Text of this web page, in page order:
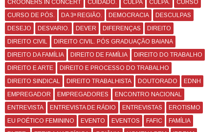
CROONERS IN CONCERT
CUIDADO. CULPA CULPA.
CURSO
CURSO DE PÓS.
DA 3ª REGIÃO. DEMOCRACIA
DESCULPAS
DESEJO
DESVARIO. DEVER DIFERENÇAS
DIREITO
DIREITO CIVIL
DIREITO CIVIL. PÓS GRADUAÇÃO BAIANA
DIREITO DA FAMÍLIA
DIREITO DE FAMÍLIA
DIREITO DO TRABALHO
DIREITO E ARTE
DIREITO E PROCESSO DO TRABALHO
DIREITO SINDICAL
DIREITO TRABALHISTA DOUTORADO
EDNH
EMPREGADOR
EMPREGADORES
ENCONTRO NACIONAL
ENTREVISTA
ENTREVISTA DE RÁDIO ENTREVISTAS
EROTISMO
EU POÉTICO FEMININO
EVENTO EVENTOS FAFIC
FAMÍLIA